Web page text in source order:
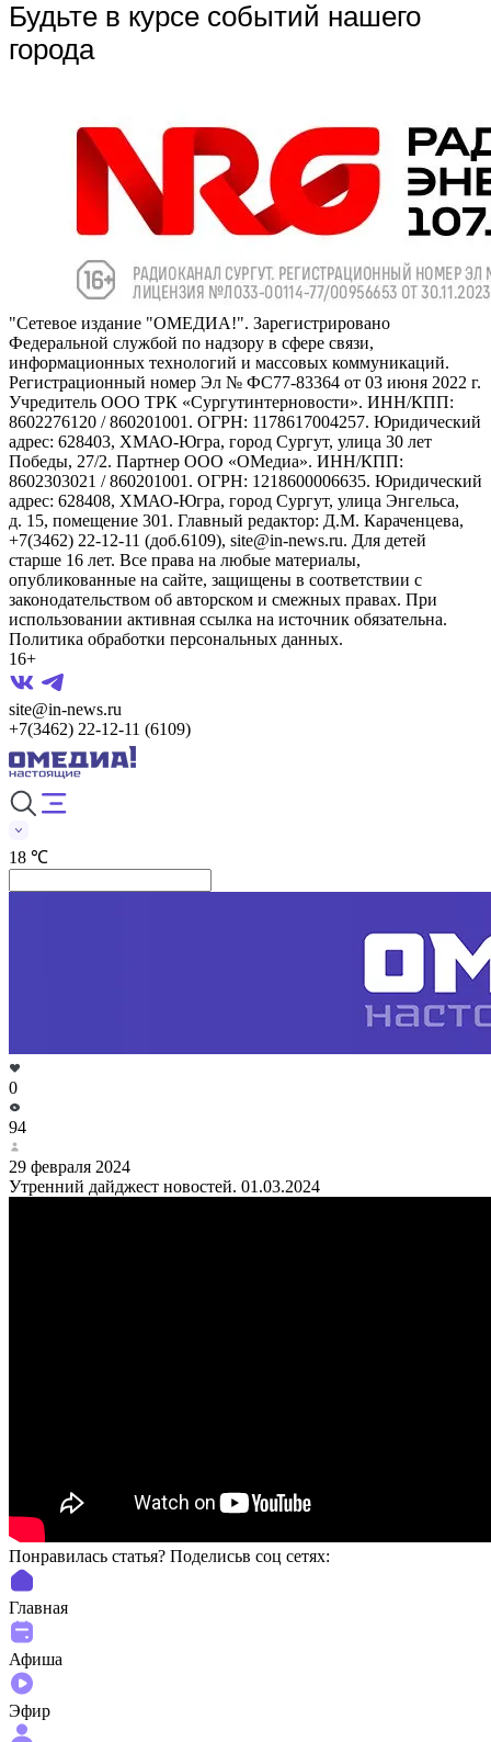
Будьте в курсе событий нашего
города
"Сетевое издание "ОМЕДИА!". Зарегистрировано
Федеральной службой по надзору в сфере связи,
информационных технологий и массовых коммуникаций.
Регистрационный номер Эл № ФС77-83364 от 03 июня 2022 г.
Учредитель ООО ТРК «Сургутинтерновости». ИНН/КПП:
8602276120 / 860201001. ОГРН: 1178617004257. Юридический
адрес: 628403, ХМАО-Югра, город Сургут, улица 30 лет
Победы, 27/2. Партнер ООО «ОМедиа». ИНН/КПП:
8602303021 / 860201001. ОГРН: 1218600006635. Юридический
адрес: 628408, ХМАО-Югра, город Сургут, улица Энгельса,
д. 15, помещение 301. Главный редактор: Д.М. Караченцева,
+7(3462) 22-12-11 (доб.6109), site@in-news.ru. Для детей
старше 16 лет. Все права на любые материалы,
опубликованные на сайте, защищены в соответствии с
законодательством об авторском и смежных правах. При
использовании активная ссылка на источник обязательна.
Политика обработки персональных данных.
16+
site@in-news.ru
+7(3462) 22-12-11 (6109)
18 ℃
0
94
29 февраля 2024
Утренний дайджест новостей. 01.03.2024
Понравилась статья? Поделиcьв соц сетях:
Главная
Афиша
Эфир